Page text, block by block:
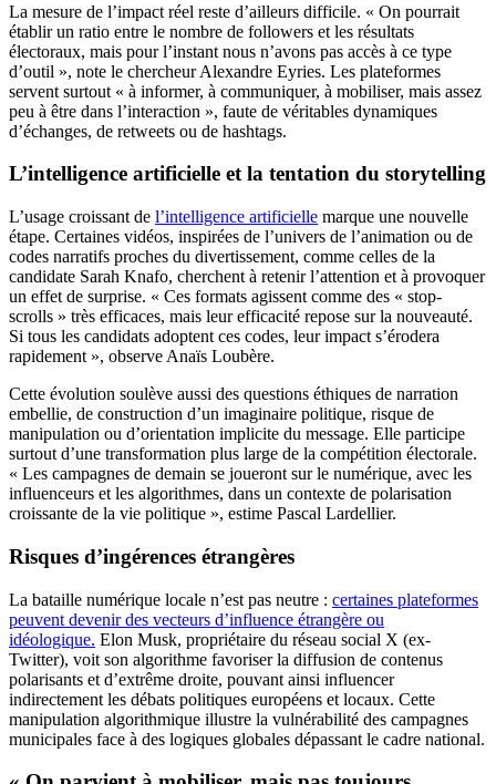
La mesure de l’impact réel reste d’ailleurs difficile. « On pourrait
établir un ratio entre le nombre de followers et les résultats
électoraux, mais pour l’instant nous n’avons pas accès à ce type
d’outil », note le chercheur Alexandre Eyries. Les plateformes
servent surtout « à informer, à communiquer, à mobiliser, mais assez
peu à être dans l’interaction », faute de véritables dynamiques
d’échanges, de retweets ou de hashtags.
L’intelligence artificielle et la tentation du storytelling
L’usage croissant de l’intelligence artificielle marque une nouvelle
étape. Certaines vidéos, inspirées de l’univers de l’animation ou de
codes narratifs proches du divertissement, comme celles de la
candidate Sarah Knafo, cherchent à retenir l’attention et à provoquer
un effet de surprise. « Ces formats agissent comme des « stop-
scrolls » très efficaces, mais leur efficacité repose sur la nouveauté.
Si tous les candidats adoptent ces codes, leur impact s’érodera
rapidement », observe Anaïs Loubère.
Cette évolution soulève aussi des questions éthiques de narration
embellie, de construction d’un imaginaire politique, risque de
manipulation ou d’orientation implicite du message. Elle participe
surtout d’une transformation plus large de la compétition électorale.
« Les campagnes de demain se joueront sur le numérique, avec les
influenceurs et les algorithmes, dans un contexte de polarisation
croissante de la vie politique », estime Pascal Lardellier.
Risques d’ingérences étrangères
La bataille numérique locale n’est pas neutre : certaines plateformes
peuvent devenir des vecteurs d’influence étrangère ou
idéologique. Elon Musk, propriétaire du réseau social X (ex-
Twitter), voit son algorithme favoriser la diffusion de contenus
polarisants et d’extrême droite, pouvant ainsi influencer
indirectement les débats politiques européens et locaux. Cette
manipulation algorithmique illustre la vulnérabilité des campagnes
municipales face à des logiques globales dépassant le cadre national.